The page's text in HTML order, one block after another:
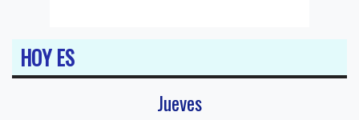
HOY ES
Jueves